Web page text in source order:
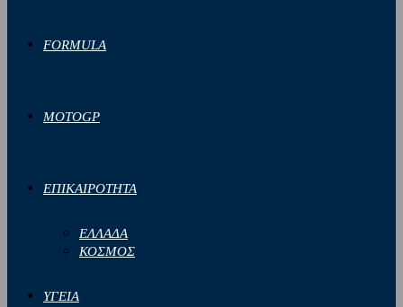
FORMULA
MOTOGP
ΕΠΙΚΑΙΡΟΤΗΤΑ
ΕΛΛΑΔΑ
ΚΟΣΜΟΣ
ΥΓΕΙΑ